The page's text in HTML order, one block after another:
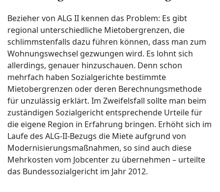
Bezieher von ALG II kennen das Problem: Es gibt
regional unterschiedliche Mietobergrenzen, die
schlimmstenfalls dazu führen können, dass man zum
Wohnungswechsel gezwungen wird. Es lohnt sich
allerdings, genauer hinzuschauen. Denn schon
mehrfach haben Sozialgerichte bestimmte
Mietobergrenzen oder deren Berechnungsmethode
für unzulässig erklärt. Im Zweifelsfall sollte man beim
zuständigen Sozialgericht entsprechende Urteile für
die eigene Region in Erfahrung bringen. Erhöht sich im
Laufe des ALG-II-Bezugs die Miete aufgrund von
Modernisierungsmaßnahmen, so sind auch diese
Mehrkosten vom Jobcenter zu übernehmen – urteilte
das Bundessozialgericht im Jahr 2012.